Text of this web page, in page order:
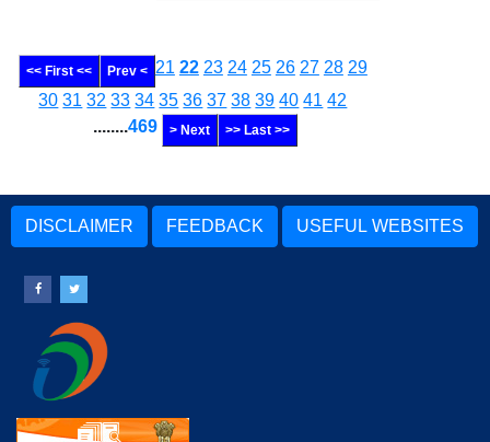
<< First << Prev < 21 22 23 24 25 26 27 28 29
30 31 32 33 34 35 36 37 38 39 40 41 42
........469 > Next >> Last >>
DISCLAIMER FEEDBACK USEFUL WEBSITES